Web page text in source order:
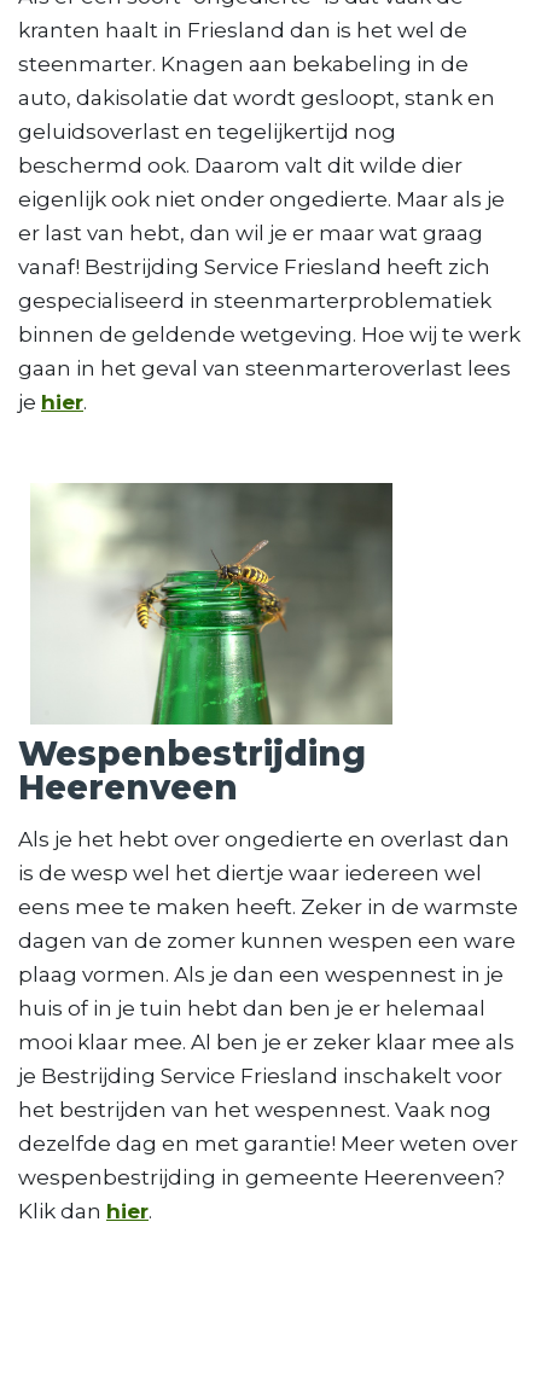
kranten haalt in Friesland dan is het wel de
steenmarter. Knagen aan bekabeling in de
auto, dakisolatie dat wordt gesloopt, stank en
geluidsoverlast en tegelijkertijd nog
beschermd ook. Daarom valt dit wilde dier
eigenlijk ook niet onder ongedierte. Maar als je
er last van hebt, dan wil je er maar wat graag
vanaf! Bestrijding Service Friesland heeft zich
gespecialiseerd in steenmarterproblematiek
binnen de geldende wetgeving. Hoe wij te werk
gaan in het geval van steenmarteroverlast lees
je hier.
Wespenbestrijding
Heerenveen
Als je het hebt over ongedierte en overlast dan
is de wesp wel het diertje waar iedereen wel
eens mee te maken heeft. Zeker in de warmste
dagen van de zomer kunnen wespen een ware
plaag vormen. Als je dan een wespennest in je
huis of in je tuin hebt dan ben je er helemaal
mooi klaar mee. Al ben je er zeker klaar mee als
je Bestrijding Service Friesland inschakelt voor
het bestrijden van het wespennest. Vaak nog
dezelfde dag en met garantie! Meer weten over
wespenbestrijding in gemeente Heerenveen?
Klik dan hier.